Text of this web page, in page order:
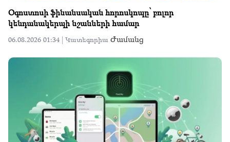
Օգոստոսի ֆինանսական հորոսկոպը՝ բոլոր
կենդանակերպի նշանների համար
06.08.2026 01:34 | Կատեգորիա Ժամանց